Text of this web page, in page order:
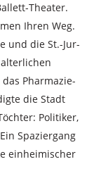
Theater.
Ihren Weg.
und die St.-Jur-
Pharmazie-
die Stadt
Politiker,
Spaziergang
einheimischer